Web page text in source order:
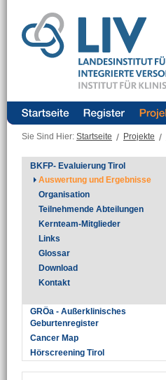
Sie Sind Hier: Startseite / Projekte /
BKFP- Evaluierung Tirol
Auswertung und Ergebnisse
Organisation
Teilnehmende Abteilungen
Kernteam-Mitglieder
Links
Glossar
Download
Kontakt
GRÖa - Außerklinisches
Geburtenregister
Cancer Map
Hörscreening Tirol